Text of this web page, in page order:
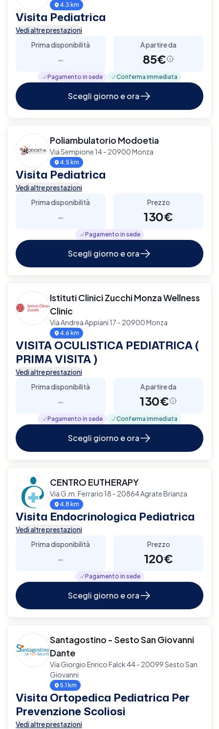
4.3 km
Visita Pediatrica
Vedi altre prestazioni
Prima disponibilità
-
A partire da
85€
Pagamento in sede Conferma immediata
Scegli giorno e ora
Poliambulatorio Modoetia
Via Sempione 14 - 20900 Monza
4.5 km
Visita Pediatrica
Vedi altre prestazioni
Prima disponibilità
-
Prezzo
130€
Pagamento in sede
Scegli giorno e ora
Istituti Clinici Zucchi Monza Wellness
Clinic
Via Andrea Appiani 17 - 20900 Monza
4.6 km
VISITA OCULISTICA PEDIATRICA (
PRIMA VISITA )
Vedi altre prestazioni
Prima disponibilità
-
A partire da
130€
Pagamento in sede Conferma immediata
Scegli giorno e ora
CENTRO EUTHERAPY
Via G.m. Ferrario 18 - 20864 Agrate Brianza
4.8 km
Visita Endocrinologica Pediatrica
Vedi altre prestazioni
Prima disponibilità
-
Prezzo
120€
Pagamento in sede
Scegli giorno e ora
Santagostino - Sesto San Giovanni
Dante
Via Giorgio Enrico Falck 44 - 20099 Sesto San
Giovanni
5.1 km
Visita Ortopedica Pediatrica Per
Prevenzione Scoliosi
Vedi altre prestazioni